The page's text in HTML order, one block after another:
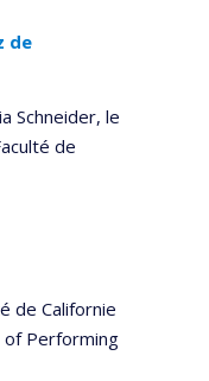
de
Schneider, le
de
de Californie
of Performing